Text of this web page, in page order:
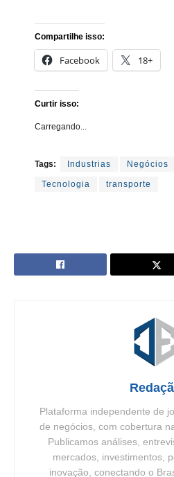
Compartilhe isso:
Facebook 18+
Curtir isso:
Carregando...
Tags: Industrias Negócios
Tecnologia transporte
Plataforma independente de
de negócios, com cobertura
Publicamos análises,
mercados, investimentos,
inovação, conectando o